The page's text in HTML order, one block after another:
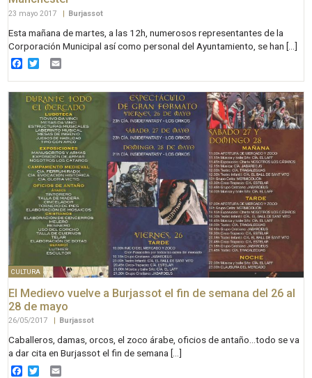
23 mayo 2017 | Burjassot
Esta mañana de martes, a las 12h, numerosos representantes de la
Corporación Municipal así como personal del Ayuntamiento, se han […]
Facebook
Twitter
CULTURA
El Medievo vuelve a Burjassot el fin de semana del 26 al
28 de mayo
26/05/2017 Burjassot
Caballeros, damas, orcos, el zoco árabe, oficios de antaño…todo se va
a dar cita en Burjassot el fin de semana […]
Facebook
Twitter